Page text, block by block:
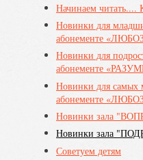
Начинаем читать....
Новинки для
абонементе
Новинки для
абонементе
Новинки для самых
абонементе
Новинки зала
Новинки зала
Советуем детям